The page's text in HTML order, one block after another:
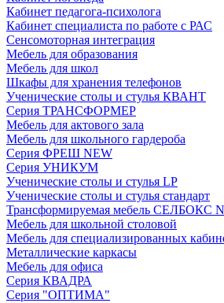
Кабинет педагога-психолога
Кабинет специалиста по работе с РАС
Сенсомоторная интеграция
Мебель для образования
Мебель для школ
Шкафы для хранения телефонов
Ученические столы и стулья КВАНТ
Серия ТРАНСФОРМЕР
Мебель для актового зала
Мебель для школьного гардероба
Серия ФРЕШ NEW
Серия УНИКУМ
Ученические столы и стулья LP
Ученические столы и стулья стандарт
Трансформируемая мебель СЕЛБОКС
Мебель для школьной столовой
Мебель для специализированных
Металлические каркасы
Мебель для офиса
Серия КВАДРА
Серия "ОПТИМА"